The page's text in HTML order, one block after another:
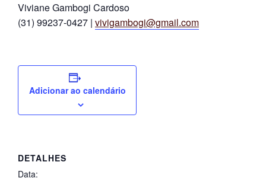
Viviane Gambogi Cardoso
(31) 99237-0427 | vivigambogi@gmail.com
Adicionar ao calendário
DETALHES
Data: